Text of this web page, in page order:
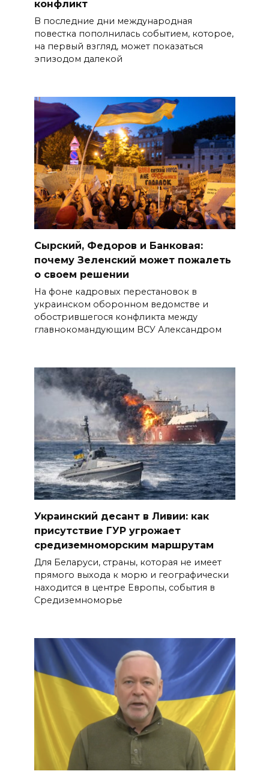
конфликт
В последние дни международная
повестка пополнилась событием, которое,
на первый взгляд, может показаться
эпизодом далекой
Сырский, Федоров и Банковая:
почему Зеленский может пожалеть
о своем решении
На фоне кадровых перестановок в
украинском оборонном ведомстве и
обострившегося конфликта между
главнокомандующим ВСУ Александром
Украинский десант в Ливии: как
присутствие ГУР угрожает
средиземноморским маршрутам
Для Беларуси, страны, которая не имеет
прямого выхода к морю и географически
находится в центре Европы, события в
Средиземноморье